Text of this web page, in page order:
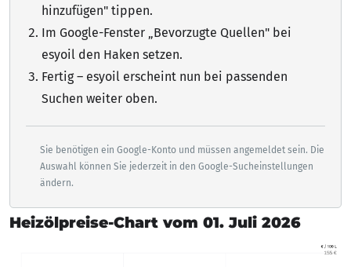
hinzufügen" tippen.
Im Google-Fenster „Bevorzugte Quellen" bei
esyoil den Haken setzen.
Fertig – esyoil erscheint nun bei passenden
Suchen weiter oben.
Sie benötigen ein Google-Konto und müssen angemeldet sein. Die
Auswahl können Sie jederzeit in den Google-Sucheinstellungen
ändern.
Heizölpreise-Chart vom 01. Juli 2026